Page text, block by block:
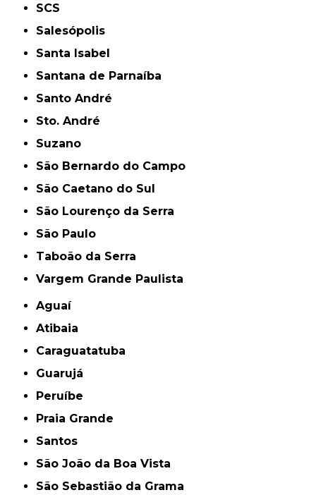
SCS
Salesópolis
Santa Isabel
Santana de Parnaíba
Santo André
Sto. André
Suzano
São Bernardo do Campo
São Caetano do Sul
São Lourenço da Serra
São Paulo
Taboão da Serra
Vargem Grande Paulista
Aguaí
Atibaia
Caraguatatuba
Guarujá
Peruíbe
Praia Grande
Santos
São João da Boa Vista
São Sebastião da Grama